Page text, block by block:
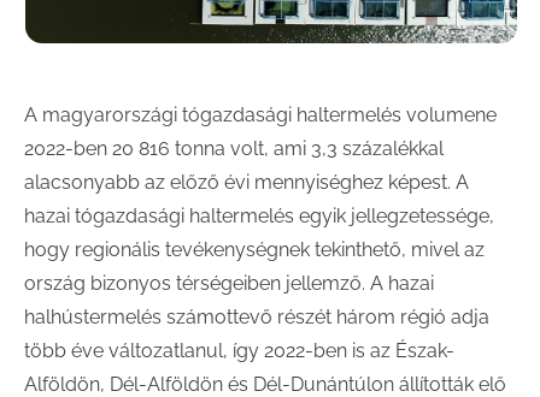
A magyarországi tógazdasági haltermelés volumene
2022-ben 20 816 tonna volt, ami 3,3 százalékkal
alacsonyabb az előző évi mennyiséghez képest. A
hazai tógazdasági haltermelés egyik jellegzetessége,
hogy regionális tevékenységnek tekinthető, mivel az
ország bizonyos térségeiben jellemző. A hazai
halhústermelés számottevő részét három régió adja
több éve változatlanul, így 2022-ben is az Észak-
Alföldön, Dél-Alföldön és Dél-Dunántúlon állították elő